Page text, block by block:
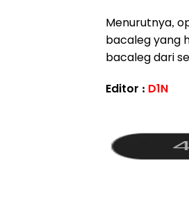
Menurutnya,
bacaleg yang
bacaleg dari
Editor : D1N